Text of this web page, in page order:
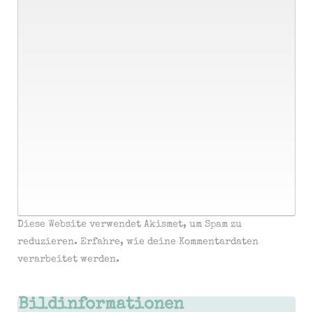
Diese Website verwendet Akismet, um Spam zu
reduzieren. Erfahre, wie deine Kommentardaten
verarbeitet werden.
Bildinformationen